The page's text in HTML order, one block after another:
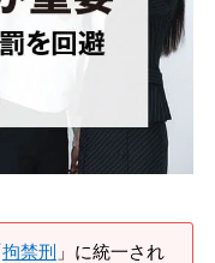
拘禁刑 」に統一され